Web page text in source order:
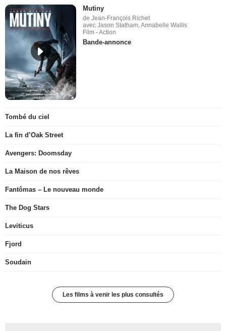
Mutiny
de Jean-François Richet
avec Jason Statham, Annabelle Wallis
Film - Action
Bande-annonce
Tombé du ciel
La fin d’Oak Street
Avengers: Doomsday
La Maison de nos rêves
Fantômas – Le nouveau monde
The Dog Stars
Leviticus
Fjord
Soudain
Les films à venir les plus consultés